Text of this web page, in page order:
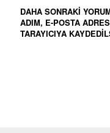
DAHA SONRAKI
ADIM, E-POSTA
TARAYICIYA